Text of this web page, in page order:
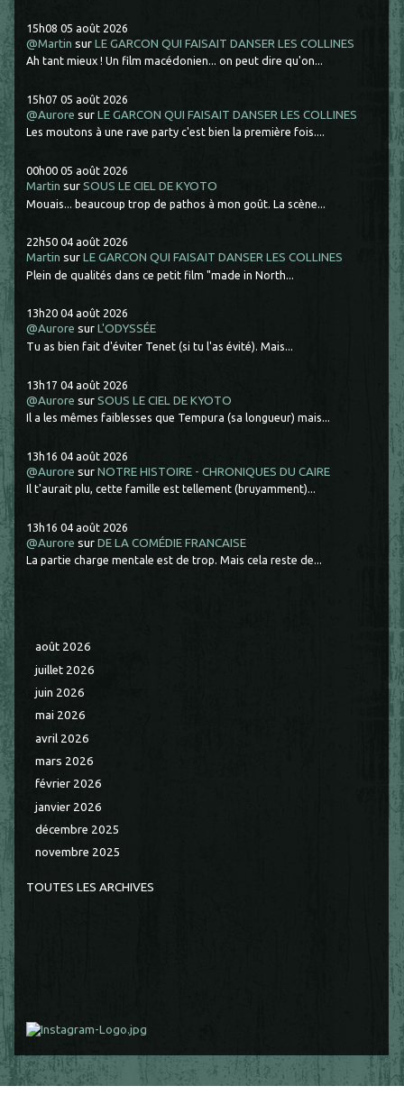
15h08 05 août 2026
@Martin surLE GARCON QUI FAISAIT DANSER LES COLLINES
Ah tant mieux ! Un film macédonien... on peut dire qu'on...
15h07 05 août 2026
@Aurore surLE GARCON QUI FAISAIT DANSER LES COLLINES
Les moutons à une rave party c'est bien la première fois....
00h00 05 août 2026
Martin surSOUS LE CIEL DE KYOTO
Mouais... beaucoup trop de pathos à mon goût. La scène...
22h50 04 août 2026
Martin surLE GARCON QUI FAISAIT DANSER LES COLLINES
Plein de qualités dans ce petit film "made in North...
13h20 04 août 2026
@Aurore surL'ODYSSÉE
Tu as bien fait d'éviter Tenet (si tu l'as évité). Mais...
13h17 04 août 2026
@Aurore surSOUS LE CIEL DE KYOTO
Il a les mêmes faiblesses que Tempura (sa longueur) mais...
13h16 04 août 2026
@Aurore surNOTRE HISTOIRE - CHRONIQUES DU CAIRE
Il t'aurait plu, cette famille est tellement (bruyamment)...
13h16 04 août 2026
@Aurore surDE LA COMÉDIE FRANCAISE
La partie charge mentale est de trop. Mais cela reste de...
août 2026
juillet 2026
juin 2026
mai 2026
avril 2026
mars 2026
février 2026
janvier 2026
décembre 2025
novembre 2025
TOUTES LES ARCHIVES